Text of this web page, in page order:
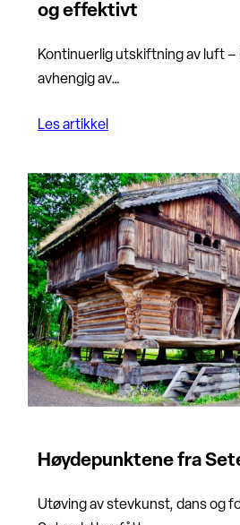
og effektivt
Kontinuerlig utskiftning av luft
avhengig av…
Les artikkel
Høydepunktene fra
Utøving av stevkunst, dans og